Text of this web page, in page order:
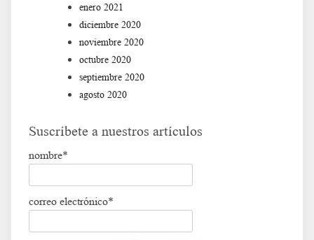
enero 2021
diciembre 2020
noviembre 2020
octubre 2020
septiembre 2020
agosto 2020
Suscríbete a nuestros artículos
nombre*
correo electrónico*